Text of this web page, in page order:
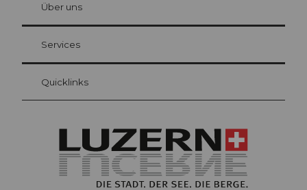
Gästekarte Luzern
Ihre Vorteile als Übernachtungsgast
Über uns
Services
Quicklinks